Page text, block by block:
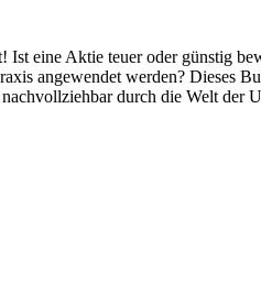
eine Aktie teuer oder günstig
angewendet werden? Dieses
durch die Welt der